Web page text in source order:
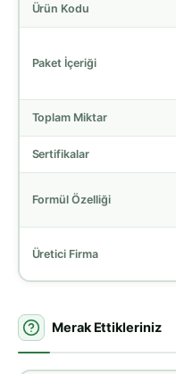
Ürün Kodu
Paket İçeriği
Toplam Miktar
Sertifikalar
Formül Özelliği
Üretici Firma
Merak Ettikleriniz